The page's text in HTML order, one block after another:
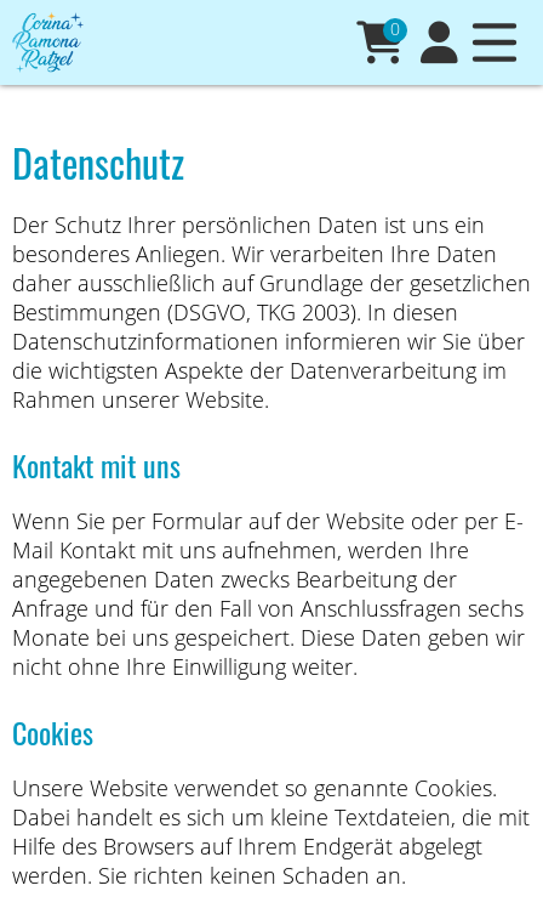
0
Datenschutz
Der Schutz Ihrer persönlichen Daten ist uns ein
besonderes Anliegen. Wir verarbeiten Ihre Daten
daher ausschließlich auf Grundlage der gesetzlichen
Bestimmungen (DSGVO, TKG 2003). In diesen
Datenschutzinformationen informieren wir Sie über
die wichtigsten Aspekte der Datenverarbeitung im
Rahmen unserer Website.
Kontakt mit uns
Wenn Sie per Formular auf der Website oder per E-
Mail Kontakt mit uns aufnehmen, werden Ihre
angegebenen Daten zwecks Bearbeitung der
Anfrage und für den Fall von Anschlussfragen sechs
Monate bei uns gespeichert. Diese Daten geben wir
nicht ohne Ihre Einwilligung weiter.
Cookies
Unsere Website verwendet so genannte Cookies.
Dabei handelt es sich um kleine Textdateien, die mit
Hilfe des Browsers auf Ihrem Endgerät abgelegt
werden. Sie richten keinen Schaden an.